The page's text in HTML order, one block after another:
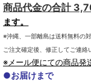
商品代金の合計
ます。
※沖縄、一部離島は送料無料の対
ご注文確定後、修正してご連絡
※メール便にての商品発
●お届けまで